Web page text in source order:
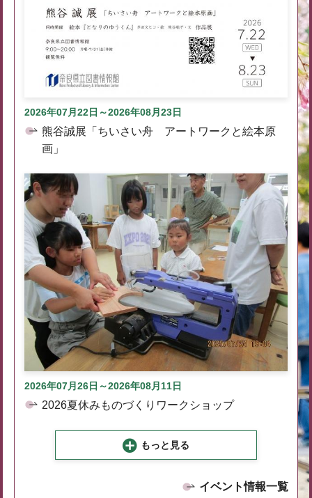
2026年07月22日～2026年08月23日
熊谷誠展「ちいさい舟 アートワークと絵本原
画」
2026年07月26日～2026年08月11日
2026夏休みものづくりワークショップ
もっと見る
イベント情報一覧